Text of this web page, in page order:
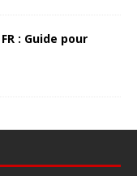
: Guide pour